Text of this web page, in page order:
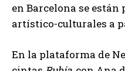
en Barcelona se
artístico-culturales a
En la plataforma de